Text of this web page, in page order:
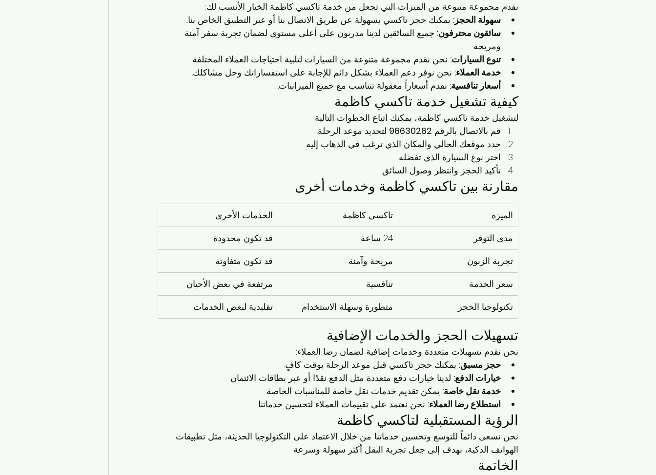
نقدم مجموعة متنوعة من الميزات التي تجعل من خدمة تاكسي كاظمة الخيار الأنسب لك:
سهولة الحجز: يمكنك حجز تاكسي بسهولة عن طريق الاتصال بنا أو عبر التطبيق الخاص بنا.
سائقون محترفون: جميع السائقين لدينا مدربون على أعلى مستوى لضمان تجربة سفر آمنة
ومريحة.
تنوع السيارات: نحن نقدم مجموعة متنوعة من السيارات لتلبية احتياجات العملاء المختلفة.
خدمة العملاء: نحن نوفر دعم العملاء بشكل دائم للإجابة على استفساراتك وحل مشاكلك.
أسعار تنافسية: نقدم أسعاراً معقولة تتناسب مع جميع الميزانيات.
كيفية تشغيل خدمة تاكسي كاظمة
لتشغيل خدمة تاكسي كاظمة، يمكنك اتباع الخطوات التالية:
قم بالاتصال بالرقم 96630262 لتحديد موعد الرحلة.
حدد موقعك الحالي والمكان الذي ترغب في الذهاب إليه.
اختر نوع السيارة الذي تفضله.
تأكيد الحجز وانتظر وصول السائق.
مقارنة بين تاكسي كاظمة وخدمات أخرى
الميزة تاكسي كاظمة
الخدمات الأخرى
مدى التوفر
24 ساعة
قد تكون محدودة
تجربة الزبون
مريحة وآمنة
قد تكون متفاوتة
سعر الخدمة
تنافسية
مرتفعة في بعض الأحيان
تكنولوجيا الحجز
متطورة وسهلة الاستخدام تقليدية لبعض الخدمات
تسهيلات الحجز والخدمات الإضافية
نحن نقدم تسهيلات متعددة وخدمات إضافية لضمان رضا العملاء:
حجز مسبق: يمكنك حجز تاكسي قبل موعد الرحلة بوقت كافٍ.
خيارات الدفع: لدينا خيارات دفع متعددة مثل الدفع نقدًا أو عبر بطاقات الائتمان.
خدمة نقل خاصة: يمكن تقديم خدمات نقل خاصة للمناسبات الخاصة.
استطلاع رضا العملاء: نحن نعتمد على تقييمات العملاء لتحسين خدماتنا.
الرؤية المستقبلية لتاكسي كاظمة
نحن نسعى دائماً للتوسع وتحسين خدماتنا. من خلال الاعتماد على التكنولوجيا الحديثة، مثل تطبيقات
الهواتف الذكية، نهدف إلى جعل تجربة النقل أكثر سهولة وسرعة.
الخاتمة